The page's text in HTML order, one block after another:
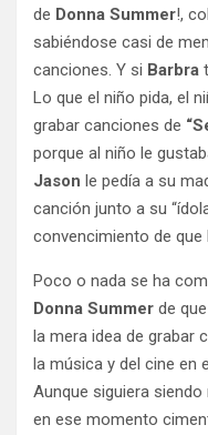
de Donna Summer!,
sabiéndose casi de
canciones. Y si Barbra
Lo que el niño pida, el
grabar canciones de
porque al niño le
Jason le pedía a su
canción junto a su
convencimiento de que
Poco o nada se ha
Donna Summer de
la mera idea de grabar
la música y del cine en
Aunque siguiera
en ese momento